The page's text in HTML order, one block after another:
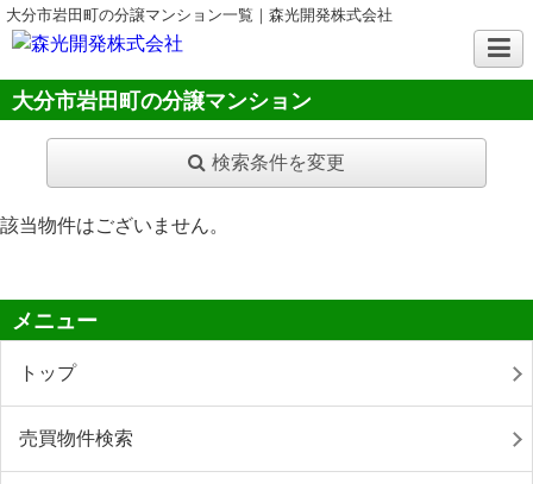
大分市岩田町の分譲マンション一覧｜森光開発株式会社
大分市岩田町の分譲マンション
検索条件を変更
該当物件はございません。
メニュー
トップ
売買物件検索